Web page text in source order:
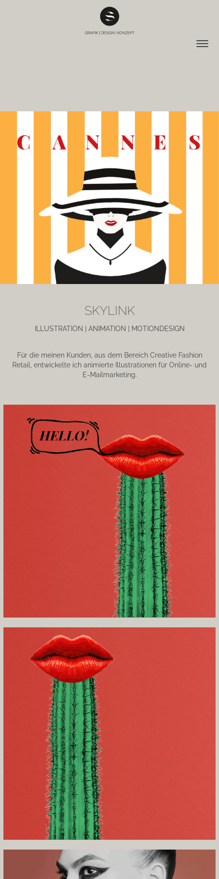
SKYLINK
ILLUSTRATION | ANIMATION | MOTIONDESIGN
Für die meinen Kunden, aus dem Bereich Creative Fashion
Retail, entwickelte ich animierte Illustrationen für Online- und
E-Mailmarketing.